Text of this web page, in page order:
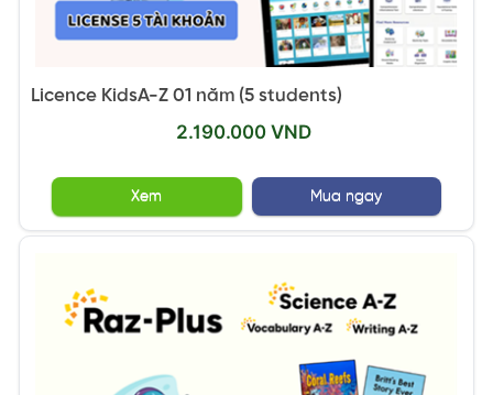
Licence KidsA-Z 01 năm (5 students)
2.190.000 VND
Xem Mua ngay